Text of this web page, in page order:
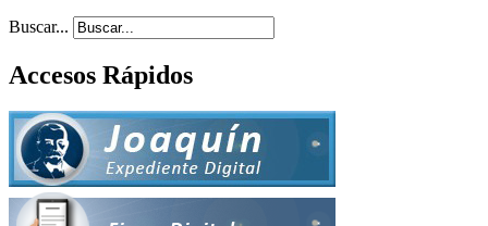
Buscar...
Accesos Rápidos